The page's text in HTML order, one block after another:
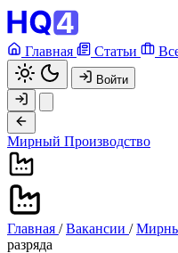
Главная Статьи
Войти
Мирный Производство
Главная / Вакансии /
разряда